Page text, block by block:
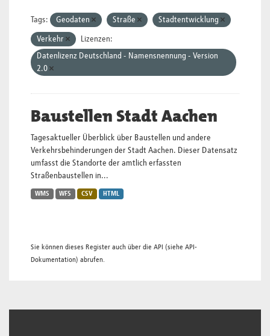
Tags: Geodaten Straße Stadtentwicklung
Verkehr
Lizenzen:
Datenlizenz Deutschland - Namensnennung - Version
2.0
Baustellen Stadt Aachen
Tagesaktueller Überblick über Baustellen und andere
Verkehrsbehinderungen der Stadt Aachen. Dieser Datensatz
umfasst die Standorte der amtlich erfassten
Straßenbaustellen in...
WMS WFS CSV HTML
Sie können dieses Register auch über die API (siehe API-
Dokumentation) abrufen.